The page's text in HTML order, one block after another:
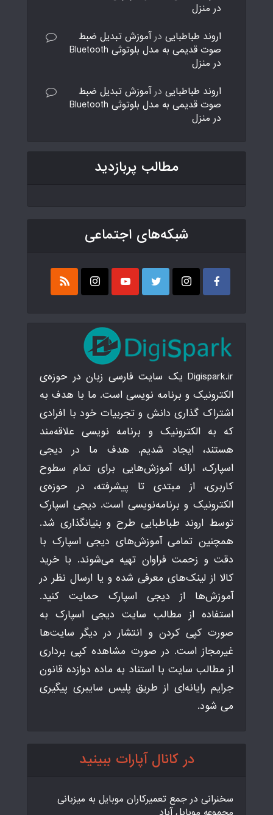
در منزل
اروند طباطبایی درآموزش تبدیل ضبط
صوت قدیمی به مدل بلوتوثی Bluetooth
در منزل
اروند طباطبایی درآموزش تبدیل ضبط
صوت قدیمی به مدل بلوتوثی Bluetooth
در منزل
مطالب پربازدید
شبکه‌های اجتماعی
Digispark.ir یک سایت فارسی زبان در حوزه‌ی
الکترونیک و برنامه نویسی است. ما با هدف به
اشتراک گذاری دانش و تجربیات خود با افرادی
که به الکترونیک و برنامه نویسی علاقه‌مند
هستند، ایجاد شدیم. هدف ما در دیجی
اسپارک، ارائه آموزش‌هایی برای تمام سطوح
کاربری، از مبتدی تا پیشرفته، در حوزه‌ی
الکترونیک و برنامه‌نویسی است. دیجی اسپارک
توسط اروند طباطبایی طرح و بنیانگذاری شد.
همچنین تمامی آموزش‌های دیجی اسپارک با
دقت و زحمت فراوان تهیه می‌شوند. با خرید
کالا از لینک‌های معرفی شده و یا ارسال نظر در
آموزش‌ها از دیجی اسپارک حمایت کنید.
استفاده از مطالب سایت دیجی اسپارک به
صورت کپی کردن و انتشار در دیگر سایت‌ها
غیرمجاز است. در صورت مشاهده کپی برداری
از مطالب سایت با استناد به ماده دوازده قانون
جرایم رایانه‌ای از طریق پلیس سایبری پیگیری
می شود.
در کانال آپارات ببینید
سخنرانی در جمع تعمیرکاران موبایل به میزبانی